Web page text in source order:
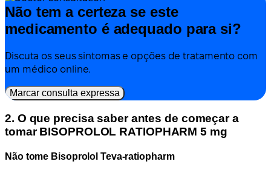
Não tem a certeza se este
medicamento é adequado para si?
Discuta os seus sintomas e opções de tratamento com
um médico online.
Marcar consulta expressa
2. O que precisa saber antes de começar a
tomar BISOPROLOL RATIOPHARM 5 mg
Não tome Bisoprolol Teva-ratiopharm